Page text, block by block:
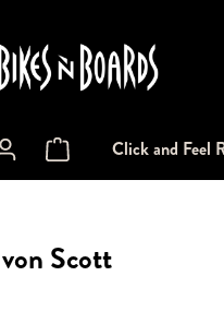
Warenkorb enthält 0
Click and Feel
Scott